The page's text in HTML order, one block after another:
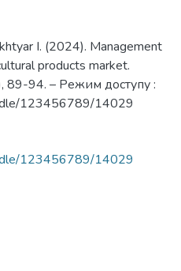
I. (2024). Management
products market.
89-94. – Режим доступу :
123456789/14029
123456789/14029